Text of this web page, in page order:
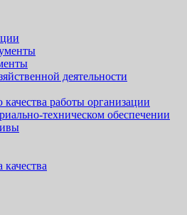
деятельности
работы организации
техническом обеспечении